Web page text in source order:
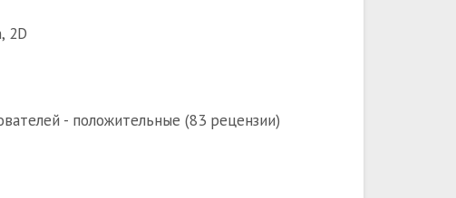
2D
- положительные (83 рецензии)